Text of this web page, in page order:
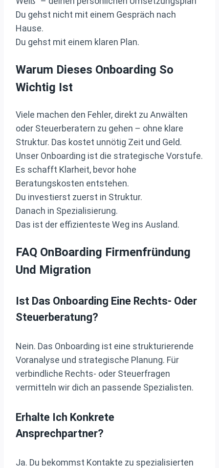
Du gehst nicht mit einem Gespräch nach
Hause.
Du gehst mit einem klaren Plan.
Warum Dieses Onboarding So
Wichtig Ist
Viele machen den Fehler, direkt zu Anwälten
oder Steuerberatern zu gehen – ohne klare
Struktur. Das kostet unnötig Zeit und Geld.
Unser Onboarding ist die strategische Vorstufe.
Es schafft Klarheit, bevor hohe
Beratungskosten entstehen.
Du investierst zuerst in Struktur.
Danach in Spezialisierung.
Das ist der effizienteste Weg ins Ausland.
FAQ OnBoarding Firmenfründung
Und Migration
Ist Das Onboarding Eine Rechts- Oder
Steuerberatung?
Nein. Das Onboarding ist eine strukturierende
Voranalyse und strategische Planung. Für
verbindliche Rechts- oder Steuerfragen
vermitteln wir dich an passende Spezialisten.
Erhalte Ich Konkrete
Ansprechpartner?
Ja. Du bekommst Kontakte zu spezialisierten